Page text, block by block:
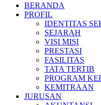
BERANDA
PROFIL
IDENTITAS
SEJARAH
VISI MISI
PRESTASI
FASILITAS
TATA TERTIB
PROGRAM
KEMITRAAN
JURUSAN